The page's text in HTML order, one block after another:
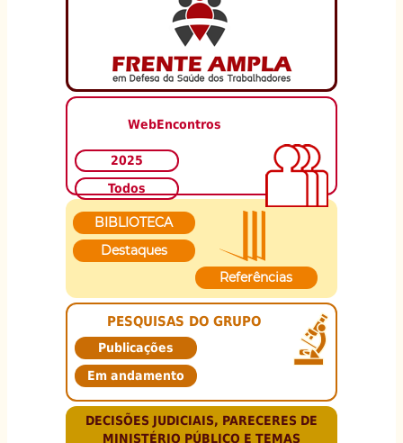
WebEncontros
2025
Todos
BIBLIOTECA
Destaques
Referências
PESQUISAS DO GRUPO
Publicações
Em andamento
DECISÕES JUDICIAIS, PARECERES DE
MINISTÉRIO PÚBLICO E TEMAS